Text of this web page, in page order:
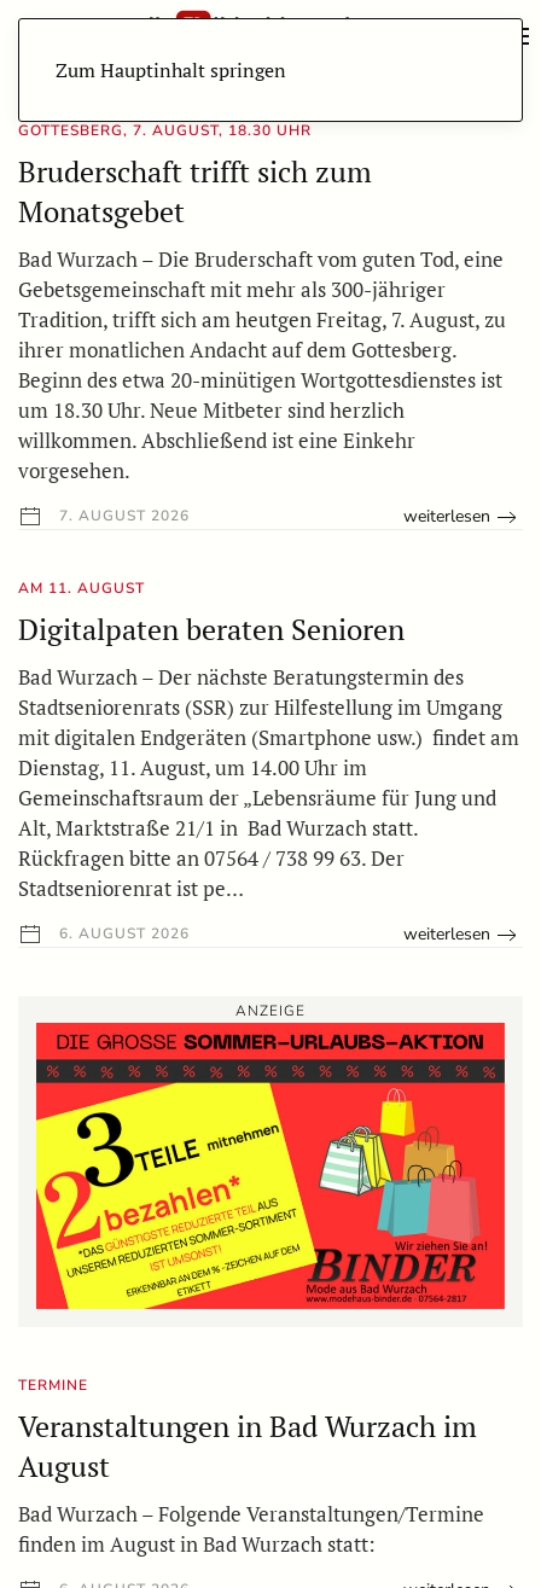
Zum Hauptinhalt springen
GOTTESBERG, 7. AUGUST, 18.30 UHR
Bruderschaft trifft sich zum
Monatsgebet
Bad Wurzach – Die Bruderschaft vom guten Tod, eine
Gebetsgemeinschaft mit mehr als 300-jähriger
Tradition, trifft sich am heutgen Freitag, 7. August, zu
ihrer monatlichen Andacht auf dem Gottesberg.
Beginn des etwa 20-minütigen Wortgottesdienstes ist
um 18.30 Uhr. Neue Mitbeter sind herzlich
willkommen. Abschließend ist eine Einkehr
vorgesehen.
7. AUGUST 2026 weiterlesen
AM 11. AUGUST
Digitalpaten beraten Senioren
Bad Wurzach – Der nächste Beratungstermin des
Stadtseniorenrats (SSR) zur Hilfestellung im Umgang
mit digitalen Endgeräten (Smartphone usw.) findet am
Dienstag, 11. August, um 14.00 Uhr im
Gemeinschaftsraum der „Lebensräume für Jung und
Alt, Marktstraße 21/1 in Bad Wurzach statt.
Rückfragen bitte an 07564 / 738 99 63. Der
Stadtseniorenrat ist pe…
6. AUGUST 2026 weiterlesen
ANZEIGE
TERMINE
Veranstaltungen in Bad Wurzach im
August
Bad Wurzach – Folgende Veranstaltungen/Termine
finden im August in Bad Wurzach statt: